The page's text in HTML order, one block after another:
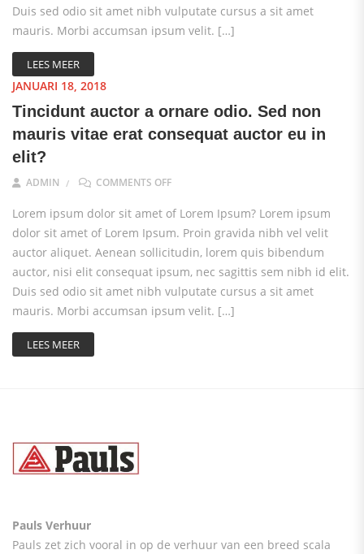
Duis sed odio sit amet nibh vulputate cursus a sit amet
mauris. Morbi accumsan ipsum velit. […]
LEES MEER
JANUARI 18, 2018
Tincidunt auctor a ornare odio. Sed non
mauris vitae erat consequat auctor eu in
elit?
ADMIN COMMENTS OFFON TINCIDUNT AUCTOR A ORNARE
Lorem ipsum dolor sit amet of Lorem Ipsum? Lorem ipsum
dolor sit amet of Lorem Ipsum. Proin gravida nibh vel velit
auctor aliquet. Aenean sollicitudin, lorem quis bibendum
auctor, nisi elit consequat ipsum, nec sagittis sem nibh id elit.
Duis sed odio sit amet nibh vulputate cursus a sit amet
mauris. Morbi accumsan ipsum velit. […]
LEES MEER
Pauls Verhuur
Pauls zet zich vooral in op de verhuur van een breed scala